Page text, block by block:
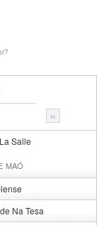
»
Salle
MAÓ
Na Tesa